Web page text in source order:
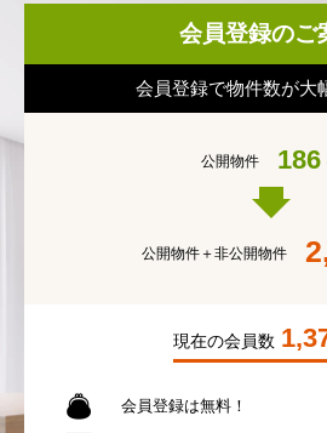
会員登録のご
会員登録で物件数が大
公開物件 186
公開物件＋非公開物件
現在の会員数
会員登録は無料！